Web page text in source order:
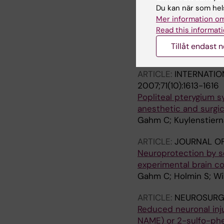
ARTICLE:JACC-
2010;55(12):1227-1236
Sustained
Arteries
Halle M; Gabrielsen
ARTICLE:
2007;71(10):1613-1616
Popliteal pterygium
anesthetic and
Gahm C;
ARTICLE: JOURNAL
Neuroprotection by
experimental brain
Gahm C; Holmin S;
ARTICLE:
Reduced neuronal
NAME) or 2-sulfo-
Du kan när som
Mer information
Read this
Tillåt endast